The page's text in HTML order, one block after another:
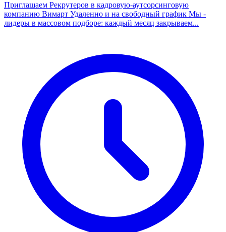
Приглашаем Рекрутеров в кадровую-аутсорсинговую
компанию Вимарт Удаленно и на свободный график Мы -
лидеры в массовом подборе: каждый месяц закрываем...